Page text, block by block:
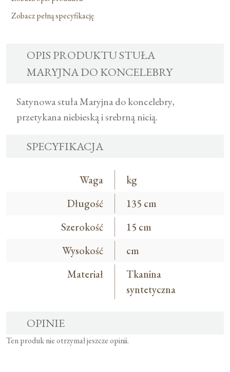
Zobacz pełną specyfikację
OPIS PRODUKTU STUŁA
MARYJNA DO KONCELEBRY
Satynowa stuła Maryjna do koncelebry,
przetykana niebieską i srebrną nicią.
SPECYFIKACJA
Waga
kg
Długość
135 cm
Szerokość
15 cm
Wysokość
cm
Materiał
Tkanina
syntetyczna
OPINIE
Ten produk nie otrzymał jeszcze opinii.